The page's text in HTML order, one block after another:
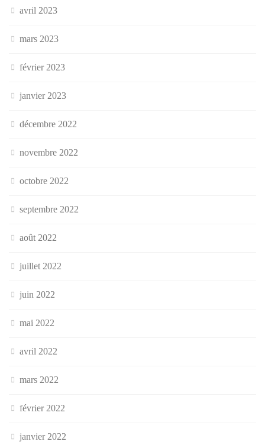
avril 2023
mars 2023
février 2023
janvier 2023
décembre 2022
novembre 2022
octobre 2022
septembre 2022
août 2022
juillet 2022
juin 2022
mai 2022
avril 2022
mars 2022
février 2022
janvier 2022